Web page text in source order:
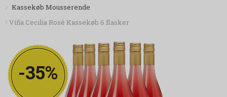
Kassekøb Mousserende
Viña Cecilia Rosé Kassekøb 6 flasker
-35%